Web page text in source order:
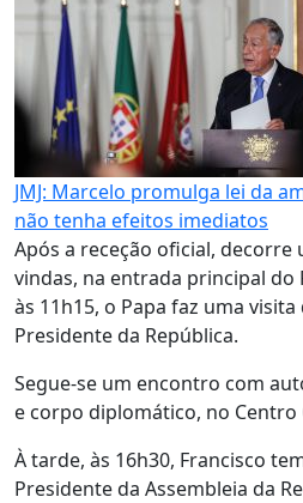
JMJ: Marcelo promulga lei da
não tenha efeitos imediatos
Após a receção oficial, decorre
vindas, na entrada principal do
às 11h15, o Papa faz uma
Presidente da República.
Segue-se um encontro com
e corpo diplomático, no Centro
À tarde, às 16h30, Francisco
Presidente da Assembleia da